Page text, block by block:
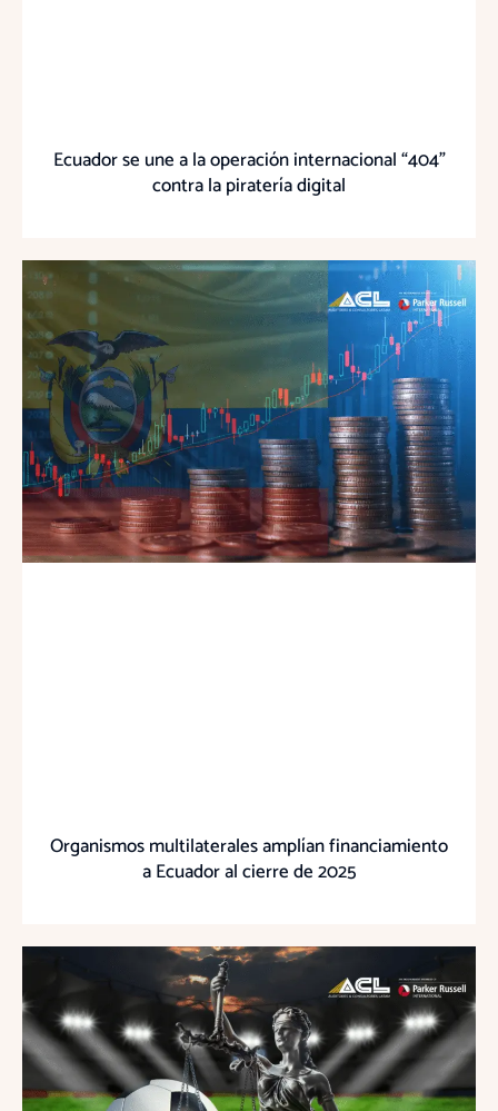
Ecuador se une a la operación internacional “404”
contra la piratería digital
Organismos multilaterales amplían financiamiento
a Ecuador al cierre de 2025